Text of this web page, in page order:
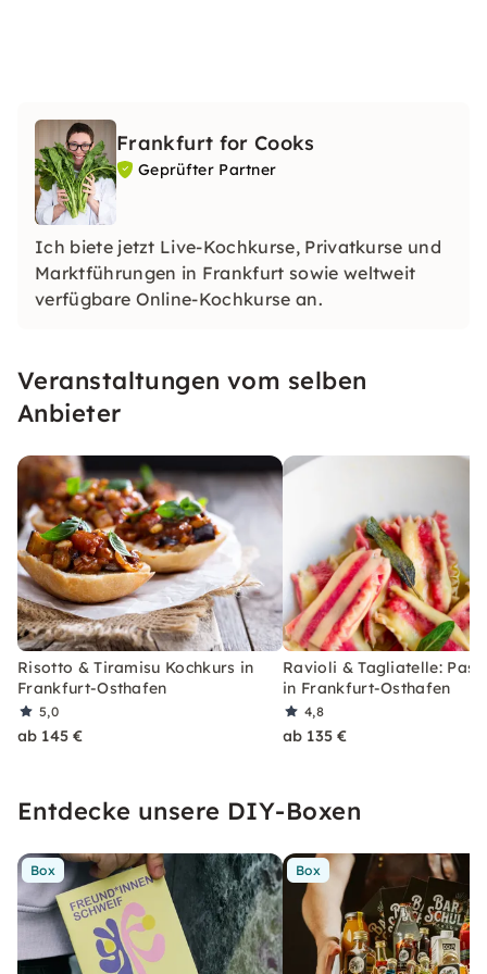
Frankfurt for Cooks
Geprüfter Partner
Ich biete jetzt Live-Kochkurse, Privatkurse und
Marktführungen in Frankfurt sowie weltweit
verfügbare Online-Kochkurse an.
Veranstaltungen vom selben
Anbieter
Risotto & Tiramisu Kochkurs in
Frankfurt-Osthafen
5,0
ab 145 €
Ravioli & Tagliatelle:
in Frankfurt-Osthafen
4,8
ab 135 €
Entdecke unsere DIY-Boxen
Box Box